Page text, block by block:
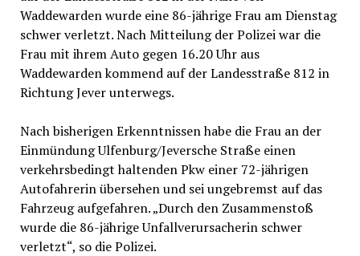
Waddewarden wurde eine 86-jährige Frau am Dienstag
schwer verletzt. Nach Mitteilung der Polizei war die
Frau mit ihrem Auto gegen 16.20 Uhr aus
Waddewarden kommend auf der Landesstraße 812 in
Richtung Jever unterwegs.
Nach bisherigen Erkenntnissen habe die Frau an der
Einmündung Ulfenburg/Jeversche Straße einen
verkehrsbedingt haltenden Pkw einer 72-jährigen
Autofahrerin übersehen und sei ungebremst auf das
Fahrzeug aufgefahren. „Durch den Zusammenstoß
wurde die 86-jährige Unfallverursacherin schwer
verletzt“, so die Polizei.